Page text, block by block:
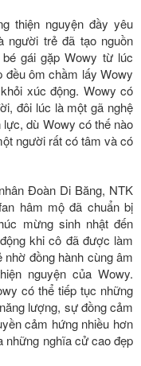
thiện nguyện đầy yêu
người trẻ đã tạo nguồn
gái gặp Wowy từ lúc
đều ôm chầm lấy Wowy
xúc động. Wowy có
đôi lúc là một gã nghệ
lực, dù Wowy có thế nào
người rất có tâm và có
Đoàn Di Băng, NTK
hâm mộ đã chuẩn bị
mừng sinh nhật đến
khi cô đã được làm
đồng hành cùng âm
nguyện của Wowy.
có thể tiếp tục những
lượng, sự đồng cảm
cảm hứng nhiều hơn
những nghĩa cử cao đẹp